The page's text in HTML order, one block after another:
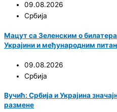
09.08.2026
Србија
Мацут са Зеленским о
Украјини и међународним
09.08.2026
Србија
Вучић: Србија и Украјина
размене